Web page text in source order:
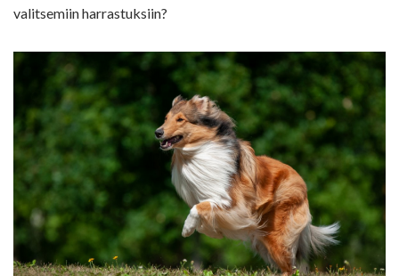
valitsemiin harrastuksiin?